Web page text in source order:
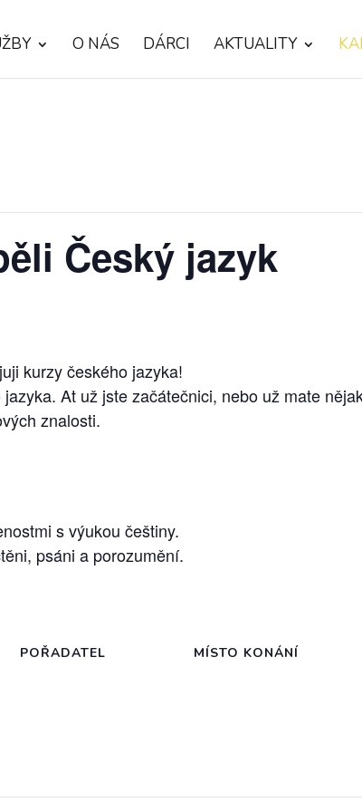
O NÁS DÁRCI AKTUALITY
Český jazyk
kurzy českého jazyka!
At už jste začátečnici, nebo už mate
znalosti.
s výukou češtiny.
psáni a porozumění.
POŘADATEL MÍSTO KONÁNÍ